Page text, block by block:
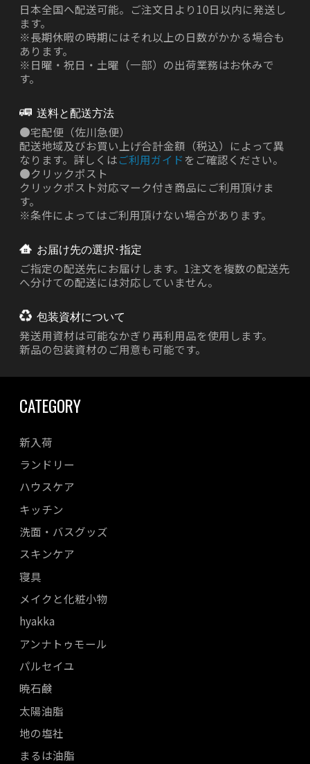
日本全国へ配送可能。ご注文日より10日以内に発送し
ます。
※長期休暇の時期にはそれ以上の日数がかかる場合も
あります。
※日曜・祝日・土曜（一部）の出荷業務はお休みで
す。
送料と配送方法
●宅配便（佐川急便）
配送地域及びお買い上げ合計金額（税込）によって異
なります。詳しくはご利用ガイド をご確認ください。
●クリックポスト
クリックポスト対応マーク付き商品にご利用頂けま
す。
※条件によってはご利用頂けない場合があります。
お届け先の選択･指定
ご指定の配送先にお届けします。1注文を複数の配送先
へ分けての配送には対応していません。
包装資材について
発送用資材は可能なかぎり再利用品を使用します。
新品の包装資材のご用意も可能です。
CATEGORY
新入荷
ランドリー
ハウスケア
キッチン
洗面・バスグッズ
スキンケア
寝具
メイクと化粧小物
hyakka
アンナトゥモール
パルセイユ
暁石鹸
太陽油脂
地の塩社
まるは油脂